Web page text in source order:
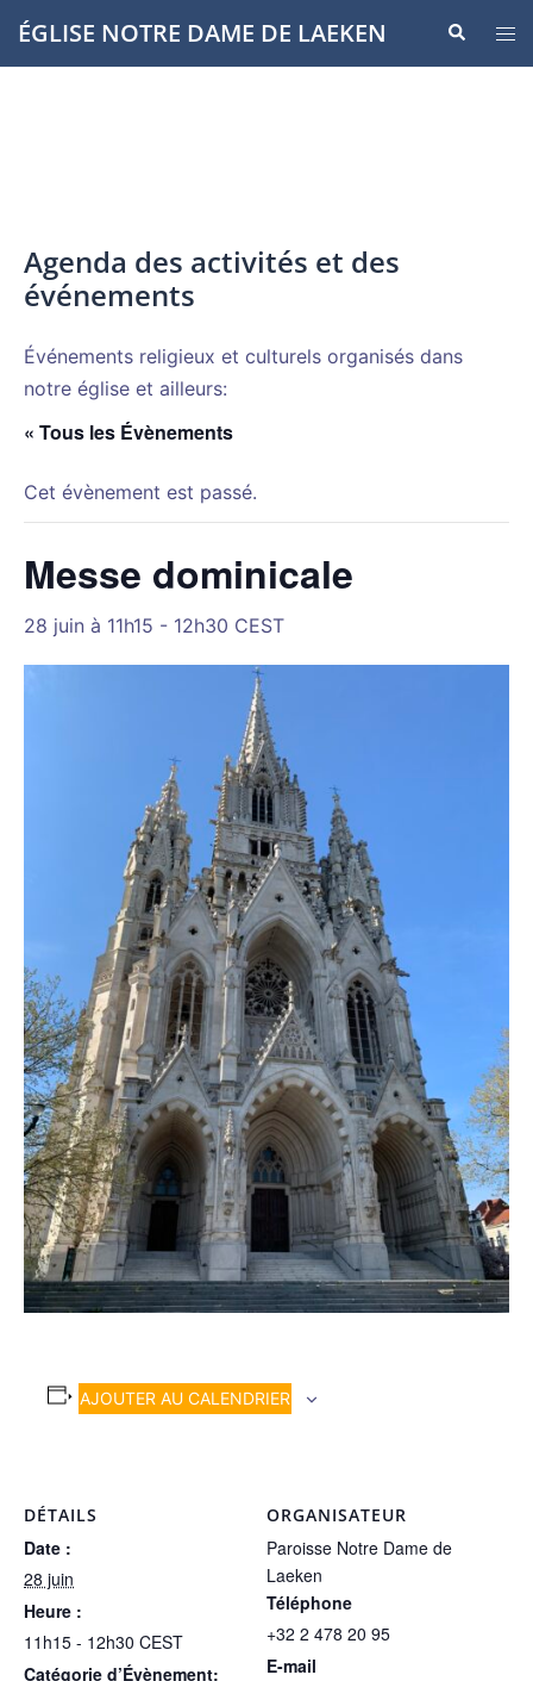
Aller
auÉGLISE NOTRE DAME DE LAEKEN
le
Agenda des activités et des
événements
Événements religieux et culturels organisés dans
notre église et ailleurs:
« Tous les Évènements
Cet évènement est passé.
Messe dominicale
28 juin à 11h15 - 12h30 CEST
AJOUTER AU CALENDRIER
DÉTAILS
Date :
28 juin
Heure :
11h15 - 12h30 CEST
Catégorie d’Évènement:
ORGANISATEUR
Paroisse Notre Dame de
Laeken
Téléphone
+32 2 478 20 95
E-mail